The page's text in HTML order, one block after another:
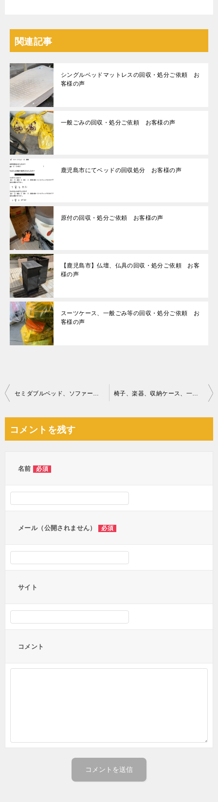
関連記事
シングルベッドマットレスの回収・処分ご依頼 お
客様の声
一般ごみの回収・処分ご依頼 お客様の声
鹿児島市にてベッドの回収処分 お客様の声
原付の回収・処分ご依頼 お客様の声
【鹿児島市】仏壇、仏具の回収・処分ご依頼 お客
様の声
スーツケース、一般ごみ等の回収・処分ご依頼 お
客様の声
投
ビ
セミダブルベッド、ソファー、PCデスク、椅子、布団等の回収・処分 椅子、楽器、収納ケース、一輪車、テーブル、こたつ、収納棚等の回収
コメントを残す
名前 必須
メール（公開されません） 必須
サイト
コメント